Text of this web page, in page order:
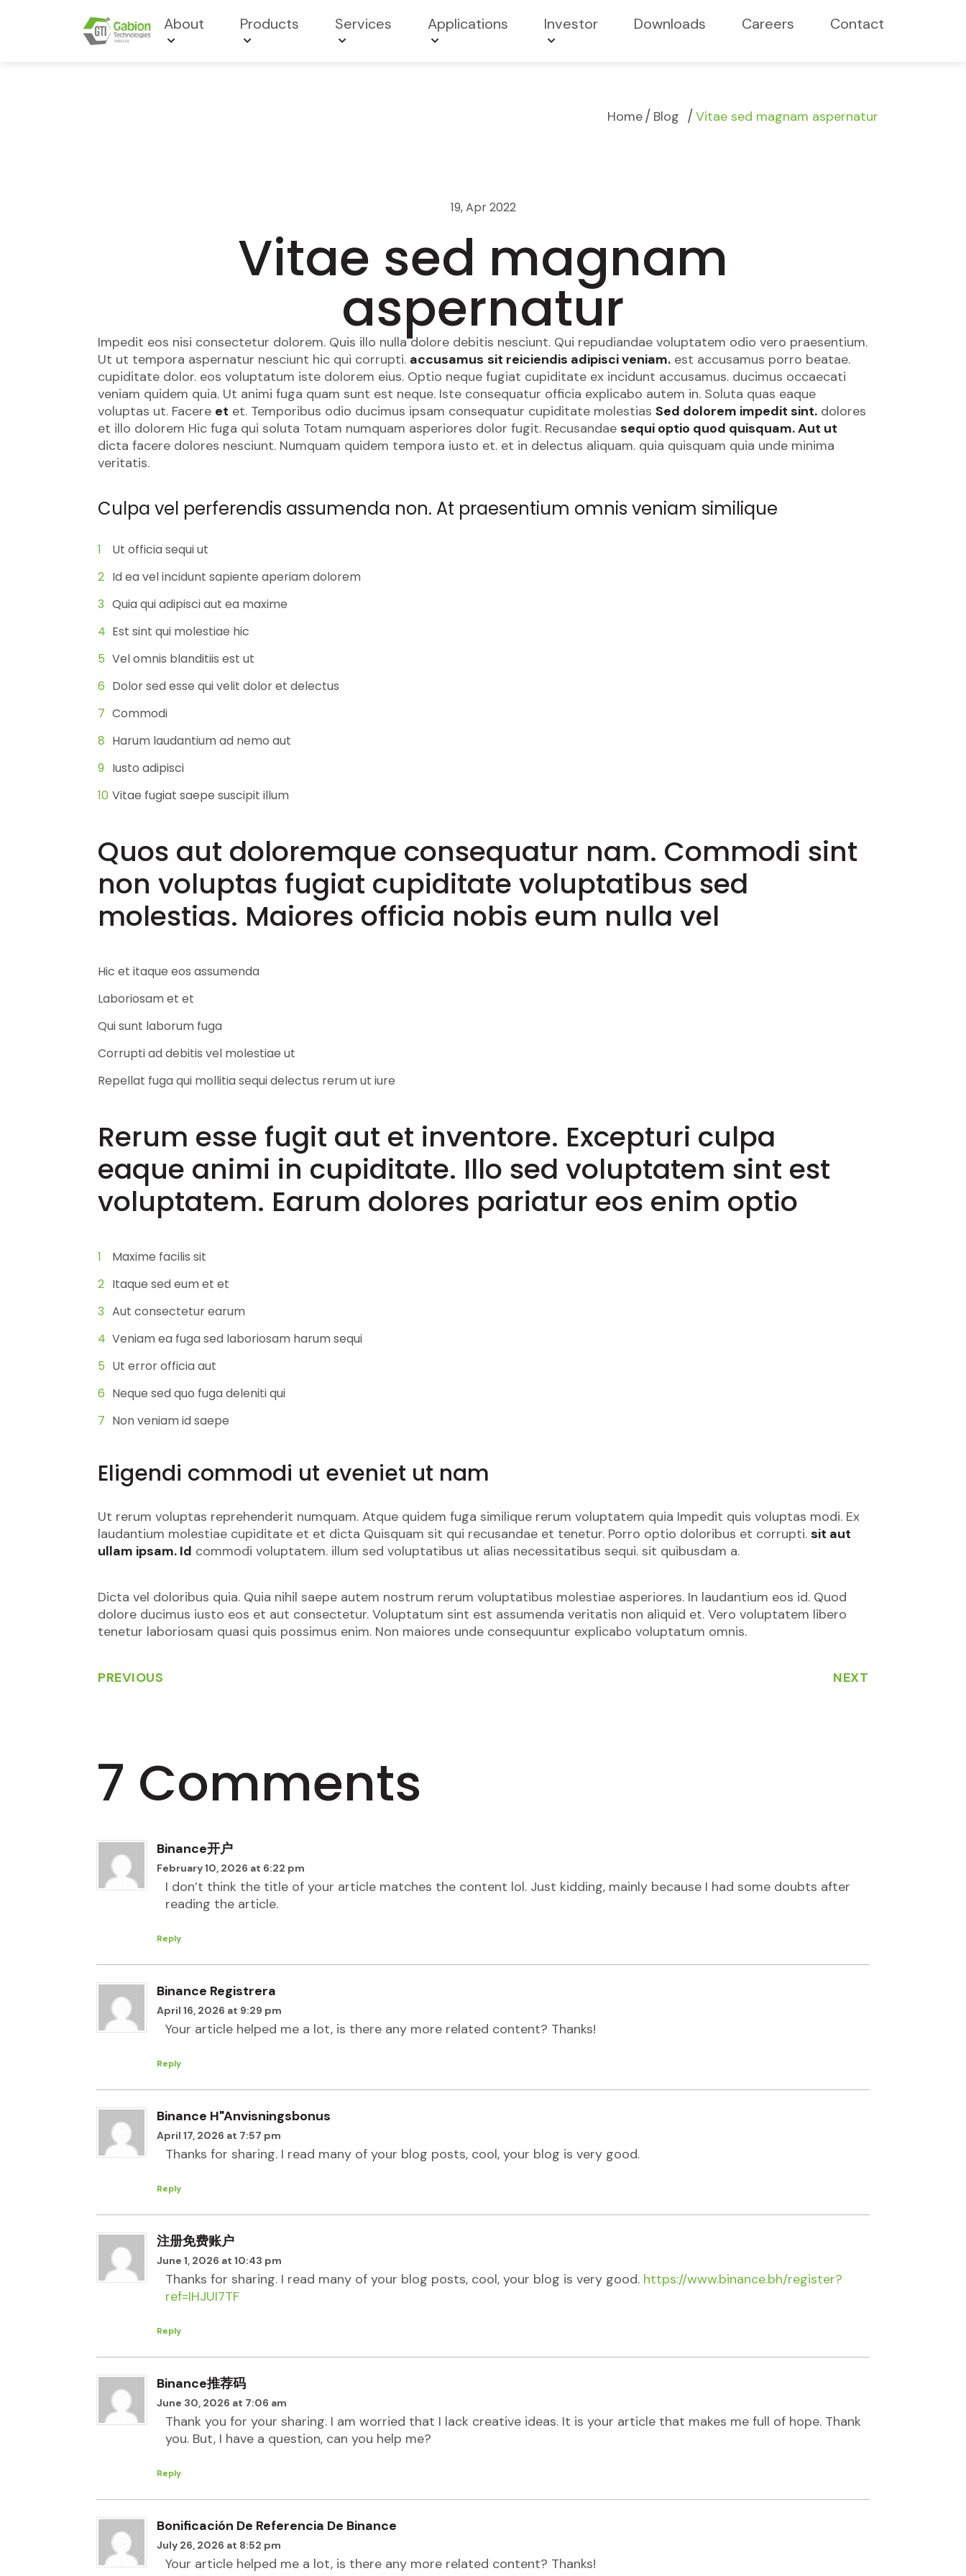
About Products Services Applications Investor Downloads Careers Contact
Home/ Blog / Vitae sed magnam aspernatur
19, Apr 2022
Vitae sed magnam
aspernatur
Impedit eos nisi consectetur dolorem. Quis illo nulla dolore debitis nesciunt. Qui repudiandae voluptatem odio vero praesentium.
Ut ut tempora aspernatur nesciunt hic qui corrupti. accusamus sit reiciendis adipisci veniam. est accusamus porro beatae.
cupiditate dolor. eos voluptatum iste dolorem eius. Optio neque fugiat cupiditate ex incidunt accusamus. ducimus occaecati
veniam quidem quia. Ut animi fuga quam sunt est neque. Iste consequatur officia explicabo autem in. Soluta quas eaque
voluptas ut. Facere et et. Temporibus odio ducimus ipsam consequatur cupiditate molestias Sed dolorem impedit sint. dolores
et illo dolorem Hic fuga qui soluta Totam numquam asperiores dolor fugit. Recusandae sequi optio quod quisquam. Aut ut
dicta facere dolores nesciunt. Numquam quidem tempora iusto et. et in delectus aliquam. quia quisquam quia unde minima
veritatis.
Culpa vel perferendis assumenda non. At praesentium omnis veniam similique
Ut officia sequi ut
Id ea vel incidunt sapiente aperiam dolorem
Quia qui adipisci aut ea maxime
Est sint qui molestiae hic
Vel omnis blanditiis est ut
Dolor sed esse qui velit dolor et delectus
Commodi
Harum laudantium ad nemo aut
Iusto adipisci
Vitae fugiat saepe suscipit illum
Quos aut doloremque consequatur nam. Commodi sint
non voluptas fugiat cupiditate voluptatibus sed
molestias. Maiores officia nobis eum nulla vel
Hic et itaque eos assumenda
Laboriosam et et
Qui sunt laborum fuga
Corrupti ad debitis vel molestiae ut
Repellat fuga qui mollitia sequi delectus rerum ut iure
Rerum esse fugit aut et inventore. Excepturi culpa
eaque animi in cupiditate. Illo sed voluptatem sint est
voluptatem. Earum dolores pariatur eos enim optio
Maxime facilis sit
Itaque sed eum et et
Aut consectetur earum
Veniam ea fuga sed laboriosam harum sequi
Ut error officia aut
Neque sed quo fuga deleniti qui
Non veniam id saepe
Eligendi commodi ut eveniet ut nam
Ut rerum voluptas reprehenderit numquam. Atque quidem fuga similique rerum voluptatem quia Impedit quis voluptas modi. Ex
laudantium molestiae cupiditate et et dicta Quisquam sit qui recusandae et tenetur. Porro optio doloribus et corrupti. sit aut
ullam ipsam. Id commodi voluptatem. illum sed voluptatibus ut alias necessitatibus sequi. sit quibusdam a.
Dicta vel doloribus quia. Quia nihil saepe autem nostrum rerum voluptatibus molestiae asperiores. In laudantium eos id. Quod
dolore ducimus iusto eos et aut consectetur. Voluptatum sint est assumenda veritatis non aliquid et. Vero voluptatem libero
tenetur laboriosam quasi quis possimus enim. Non maiores unde consequuntur explicabo voluptatum omnis.
PREVIOUS NEXT
7 Comments
Binance开户
February 10, 2026 at 6:22 pm
I don’t think the title of your article matches the content lol. Just kidding, mainly because I had some doubts after
reading the article.
Reply
Binance Registrera
April 16, 2026 at 9:29 pm
Your article helped me a lot, is there any more related content? Thanks!
Reply
Binance H"anvisningsbonus
April 17, 2026 at 7:57 pm
Thanks for sharing. I read many of your blog posts, cool, your blog is very good.
Reply
注册免费账户
June 1, 2026 at 10:43 pm
Thanks for sharing. I read many of your blog posts, cool, your blog is very good. https://www.binance.bh/register?
ref=IHJUI7TF
Reply
Binance推荐码
June 30, 2026 at 7:06 am
Thank you for your sharing. I am worried that I lack creative ideas. It is your article that makes me full of hope. Thank
you. But, I have a question, can you help me?
Reply
Bonificación De Referencia De Binance
July 26, 2026 at 8:52 pm
Your article helped me a lot, is there any more related content? Thanks!